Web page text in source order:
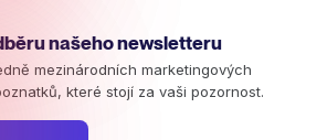
našeho newsletteru
mezinárodních marketingových
které stojí za vaši pozornost.